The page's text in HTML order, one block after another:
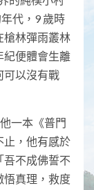
代，9 歲時
槍林彈雨叢林
紀便體會生離
可以沒有戰
一本《普門
止，他有感於
吾不成佛誓不
悟真理，救度